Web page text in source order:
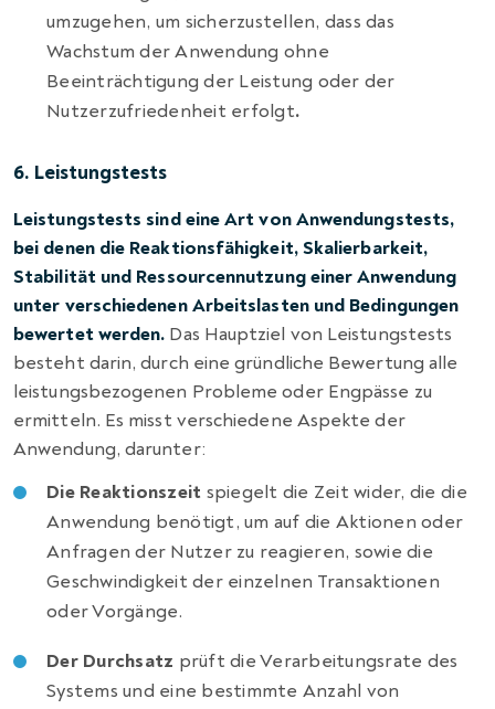
umzugehen, um sicherzustellen, dass das
Wachstum der Anwendung ohne
Beeinträchtigung der Leistung oder der
Nutzerzufriedenheit erfolgt.
6. Leistungstests
Leistungstests sind eine Art von Anwendungstests,
bei denen die Reaktionsfähigkeit, Skalierbarkeit,
Stabilität und Ressourcennutzung einer Anwendung
unter verschiedenen Arbeitslasten und Bedingungen
bewertet werden. Das Hauptziel von Leistungstests
besteht darin, durch eine gründliche Bewertung alle
leistungsbezogenen Probleme oder Engpässe zu
ermitteln. Es misst verschiedene Aspekte der
Anwendung, darunter:
Die Reaktionszeit spiegelt die Zeit wider, die die
Anwendung benötigt, um auf die Aktionen oder
Anfragen der Nutzer zu reagieren, sowie die
Geschwindigkeit der einzelnen Transaktionen
oder Vorgänge.
Der Durchsatz prüft die Verarbeitungsrate des
Systems und eine bestimmte Anzahl von